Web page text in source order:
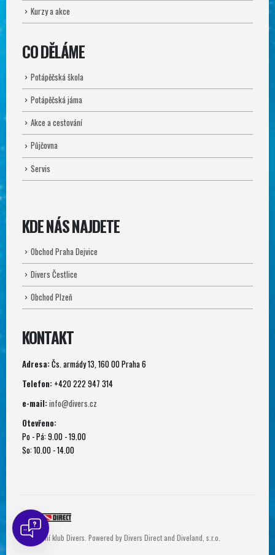
Kurzy a akce
CO DĚLÁME
Potápěčská škola
Potápěčská jáma
Akce a cestování
Půjčovna
Servis
KDE NÁS NAJDETE
Obchod Praha Dejvice
Divers Čestlice
Obchod Plzeň
KONTAKT
Adresa: Čs. armády 13, 160 00 Praha 6
Telefon: +420 222 947 314
e-mail: info@divers.cz
Otevřeno:
Po - Pá: 9.00 - 19.00
So: 10.00 - 14.00
Sportovní klub Divers. Powered by Divers Direct and Diveland, s.r.o.